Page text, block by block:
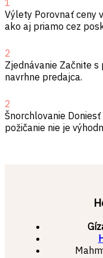
Výlety Porovnať ceny
ako aj priamo cez
2
Zjednávanie Začnite s
navrhne predajca.
2
Šnorchlovanie
požičanie nie je